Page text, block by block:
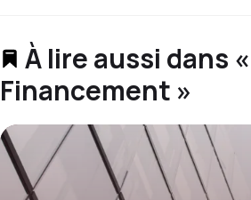
À lire aussi dans
Financement »